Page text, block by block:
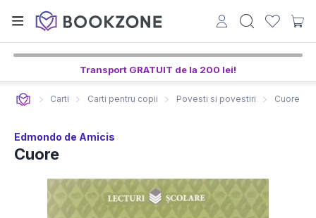
Transport GRATUIT de la 200 lei!
Carti Carti pentru copii Povesti si povestiri Cuore
Edmondo de Amicis
Cuore